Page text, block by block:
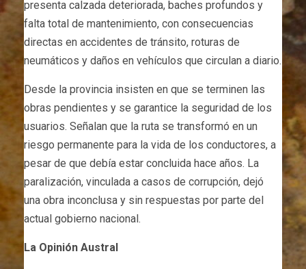
presenta calzada deteriorada, baches profundos y
falta total de mantenimiento, con consecuencias
directas en accidentes de tránsito, roturas de
neumáticos y daños en vehículos que circulan a diario.
Desde la provincia insisten en que se terminen las
obras pendientes y se garantice la seguridad de los
usuarios. Señalan que la ruta se transformó en un
riesgo permanente para la vida de los conductores, a
pesar de que debía estar concluida hace años. La
paralización, vinculada a casos de corrupción, dejó
una obra inconclusa y sin respuestas por parte del
actual gobierno nacional.
La Opinión Austral